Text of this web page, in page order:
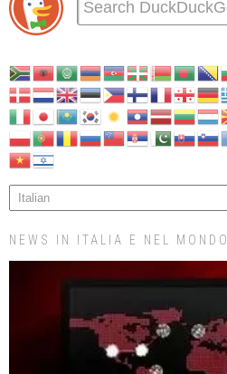
NEWS IN ITALIA E NEL MONDO